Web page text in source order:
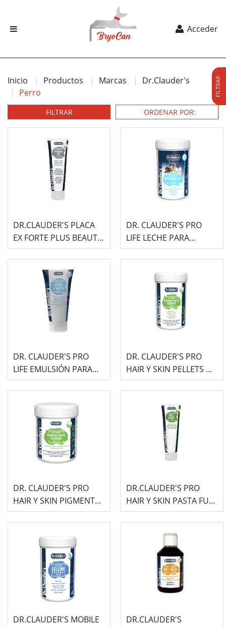
Acceder
Inicio Productos Marcas
Dr.Clauder's
Perro
FILTRAR
FILTRAR
DR.CLAUDER'S PLACA
EX FORTE PLUS BEAUTY
& CARE SUPLEMENTO
PARA PERRO 100ML
DR. CLAUDER'S PRO
LIFE LECHE PARA
CACHORROS 450G
DR. CLAUDER'S PRO
LIFE EMULSIÓN PARA
PERRAS Y CACHORROS
150G
DR. CLAUDER'S PRO
HAIR Y SKIN PELLETS DE
ZANAHORIA CON
PIGMENTO ACTIVO
DR. CLAUDER'S PRO
HAIR Y SKIN PIGMENTO
ACTIVO ALGOSAN 400G
DR.CLAUDER'S PRO
HAIR Y SKIN PASTA FUR
PLUS 100G
DR.CLAUDER'S MOBILE
DR.CLAUDER'S